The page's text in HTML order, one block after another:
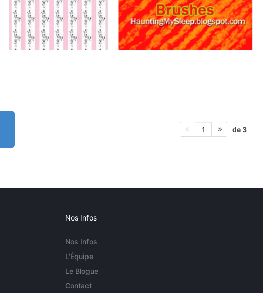
1 de 3
Nos Infos
Nos Infos
L'Équipe
Le Blogue
Contact